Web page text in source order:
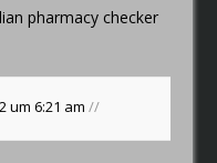
pharmacy checker
um 6:21 am//